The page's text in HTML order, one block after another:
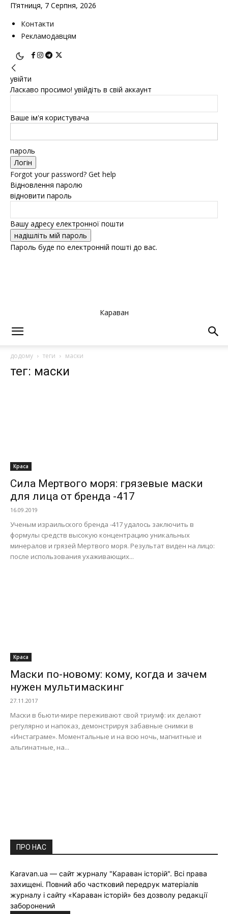
П’ятниця, 7 Серпня, 2026
Контакти
Рекламодавцям
увійти
Ласкаво просимо! увійдіть в свій аккаунт
Ваше ім'я користувача
пароль
Forgot your password? Get help
Відновлення паролю
відновити пароль
Вашу адресу електронної пошти
Пароль буде по електронній пошті до вас.
Караван
додому теги маски
тег: маски
Краса
Сила Мертвого моря: грязевые маски
для лица от бренда -417
16.09.2019
Ученым израильского бренда -417 удалось заключить в
формулы средств высокую концентрацию уникальных
минералов и грязей Мертвого моря. Результат виден на лицо:
после использования ухаживающих...
Краса
Маски по-новому: кому, когда и зачем
нужен мультимаскинг
27.11.2017
Маски в бьюти-мире переживают свой триумф: их делают
регулярно и напоказ, демонстрируя забавные снимки в
«Инстаграме». Моментальные и на всю ночь, магнитные и
альгинатные, на...
ПРО НАС
Karavan.ua — сайт журналу "Караван історій". Всі права
захищені. Повний або частковий передрук матеріалів
журналу і сайту «Караван історій» без дозволу редакції
заборонений